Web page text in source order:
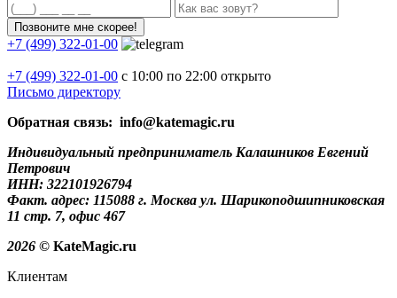
+7 (499) 322-01-00
+7 (499) 322-01-00 с 10:00 по 22:00 открыто
Письмо директору
Обратная связь: info@katemagic.ru
Индивидуальный предприниматель Калашников Евгений
Петрович
ИНН: 322101926794
Факт. адрес: 115088 г. Москва ул. Шарикоподшипниковская
11 стр. 7, офис 467
2026 © KateMagic.ru
Клиентам